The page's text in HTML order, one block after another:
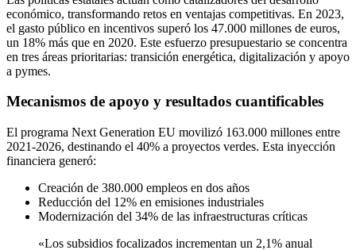
económico, transformando retos en ventajas competitivas. En 2023,
el gasto público en incentivos superó los 47.000 millones de euros,
un 18% más que en 2020. Este esfuerzo presupuestario se concentra
en tres áreas prioritarias: transición energética, digitalización y apoyo
a pymes.
Mecanismos de apoyo y resultados cuantificables
El programa Next Generation EU movilizó 163.000 millones entre
2021-2026, destinando el 40% a proyectos verdes. Esta inyección
financiera generó:
Creación de 380.000 empleos en dos años
Reducción del 12% en emisiones industriales
Modernización del 34% de las infraestructuras críticas
«Los subsidios focalizados incrementan un 2,1% anual